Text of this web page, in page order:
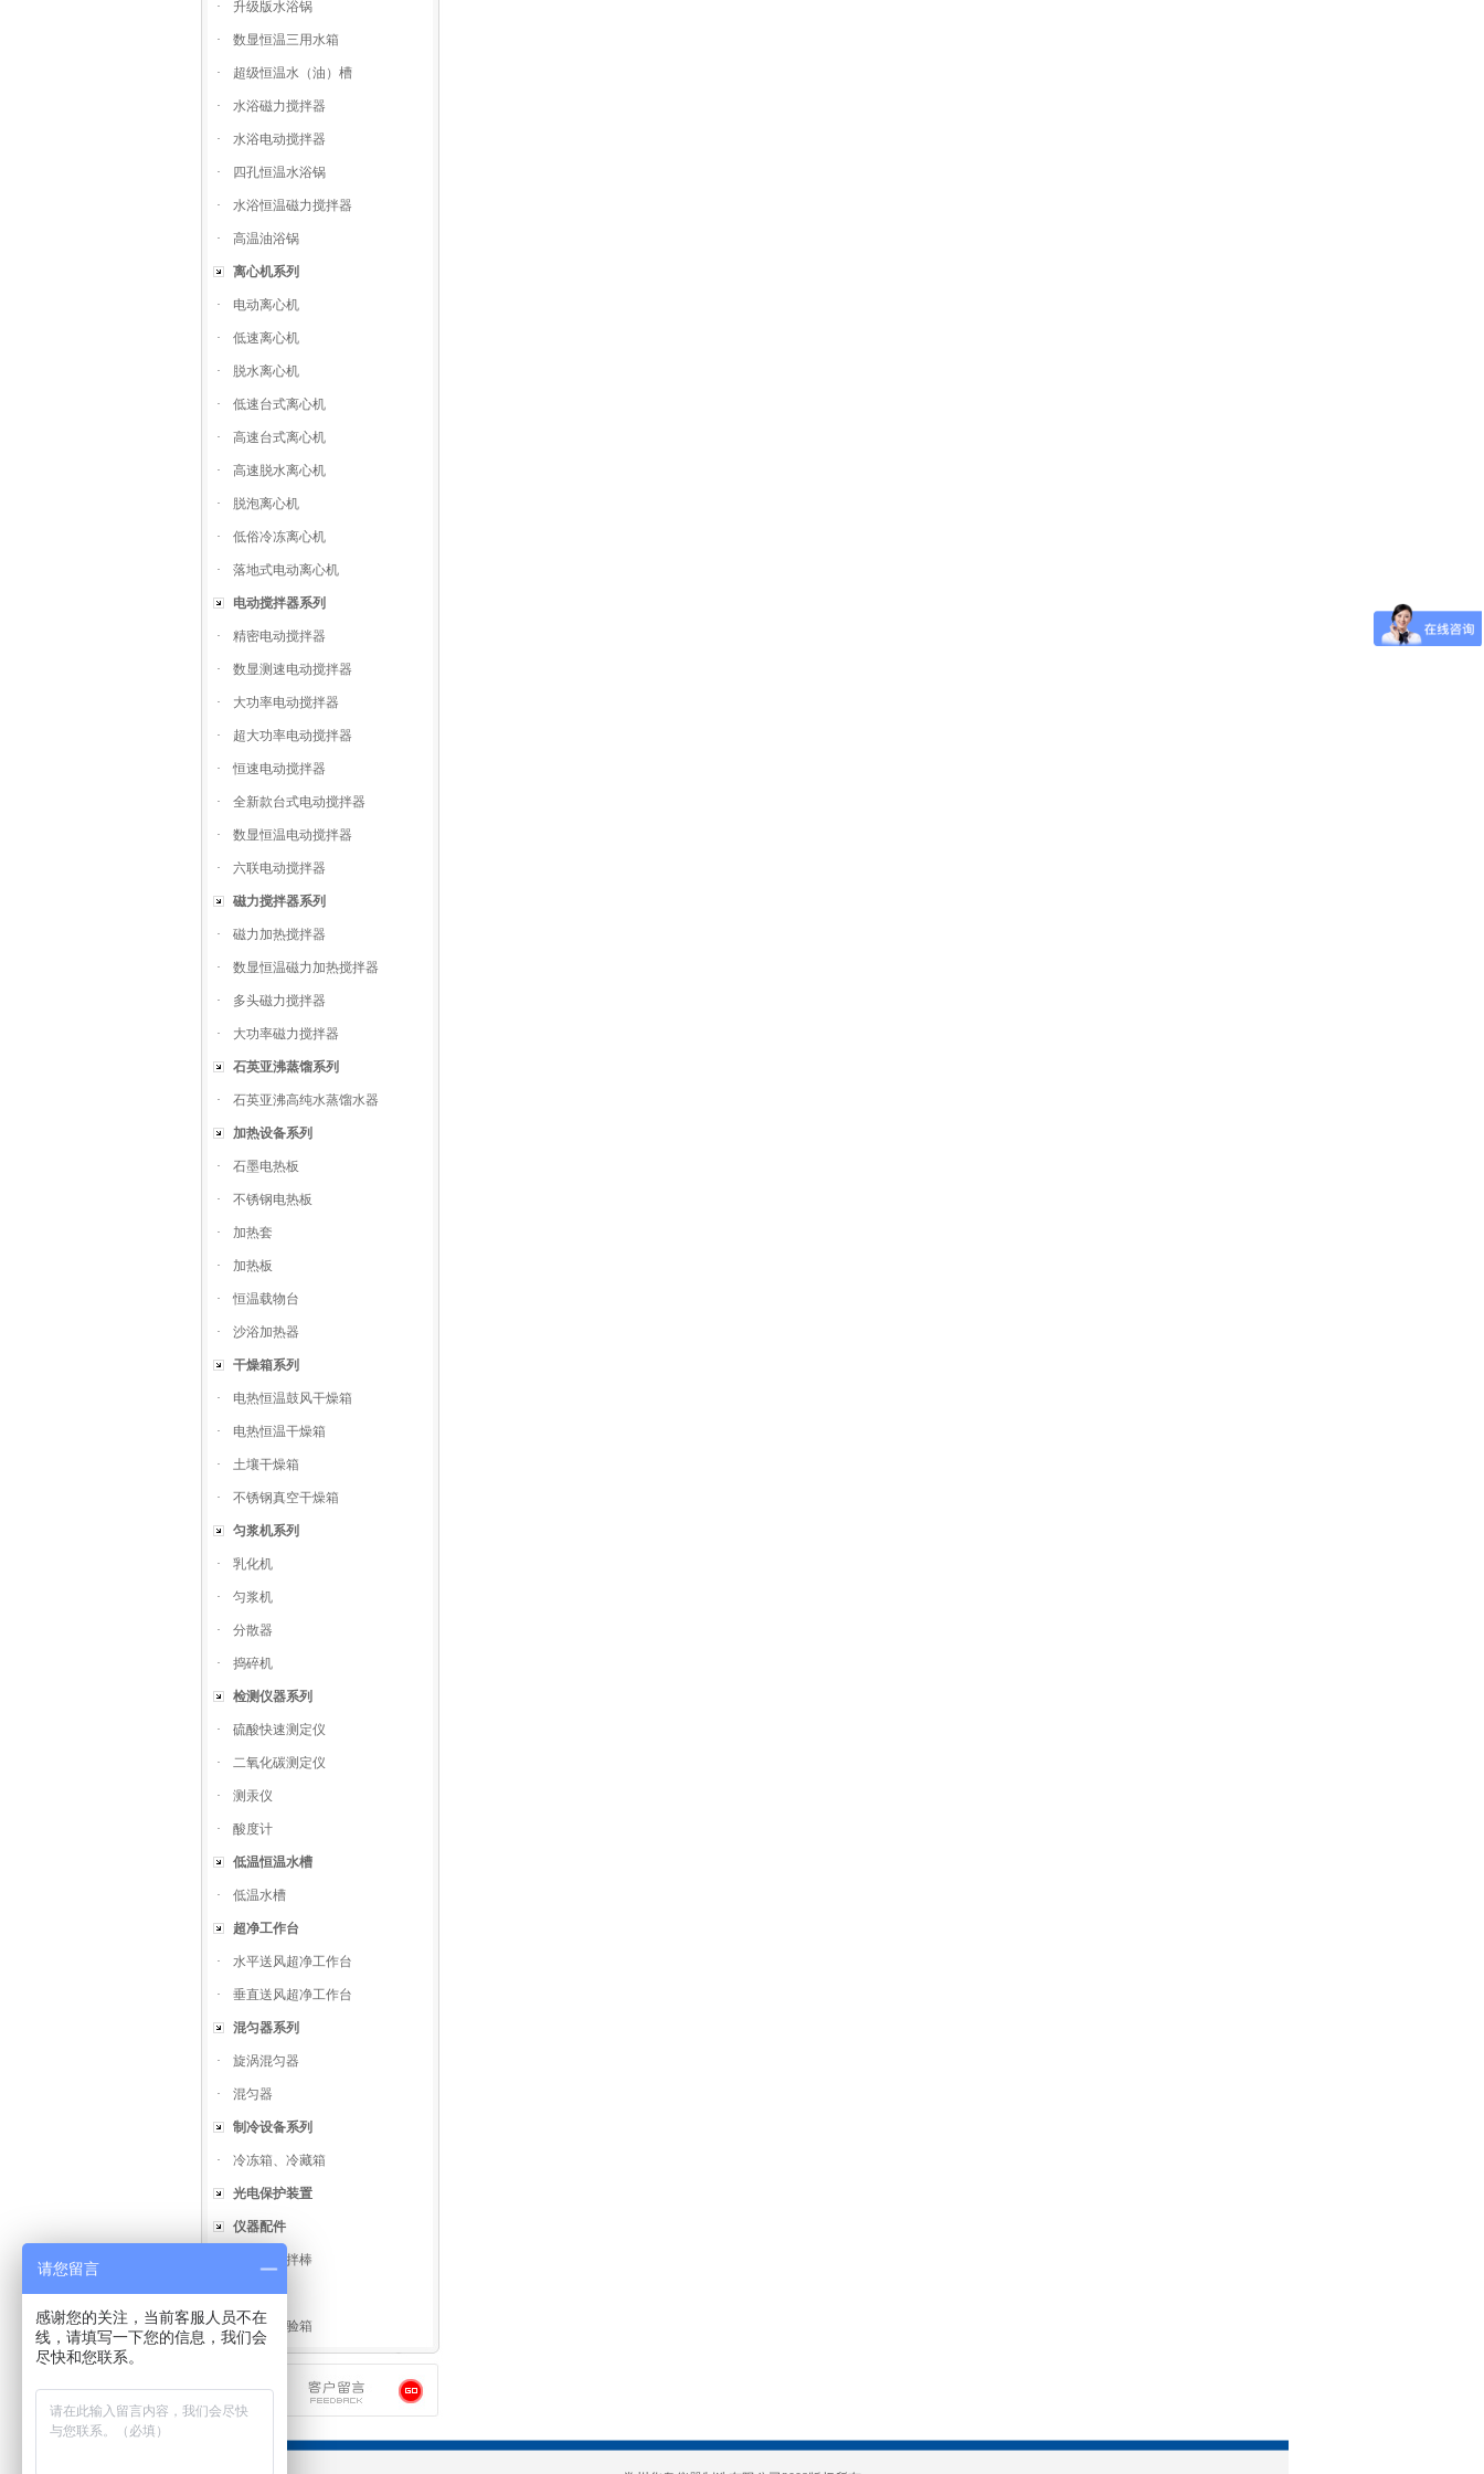
· 升级版水浴锅
· 数显恒温三用水箱
· 超级恒温水（油）槽
· 水浴磁力搅拌器
· 水浴电动搅拌器
· 四孔恒温水浴锅
· 水浴恒温磁力搅拌器
· 高温油浴锅
离心机系列
· 电动离心机
· 低速离心机
· 脱水离心机
· 低速台式离心机
· 高速台式离心机
· 高速脱水离心机
· 脱泡离心机
· 低俗冷冻离心机
· 落地式电动离心机
电动搅拌器系列
· 精密电动搅拌器
· 数显测速电动搅拌器
· 大功率电动搅拌器
· 超大功率电动搅拌器
· 恒速电动搅拌器
· 全新款台式电动搅拌器
· 数显恒温电动搅拌器
· 六联电动搅拌器
磁力搅拌器系列
· 磁力加热搅拌器
· 数显恒温磁力加热搅拌器
· 多头磁力搅拌器
· 大功率磁力搅拌器
石英亚沸蒸馏系列
· 石英亚沸高纯水蒸馏水器
加热设备系列
· 石墨电热板
· 不锈钢电热板
· 加热套
· 加热板
· 恒温载物台
· 沙浴加热器
干燥箱系列
· 电热恒温鼓风干燥箱
· 电热恒温干燥箱
· 土壤干燥箱
· 不锈钢真空干燥箱
匀浆机系列
· 乳化机
· 匀浆机
· 分散器
· 捣碎机
检测仪器系列
· 硫酸快速测定仪
· 二氧化碳测定仪
· 测汞仪
· 酸度计
低温恒温水槽
· 低温水槽
超净工作台
· 水平送风超净工作台
· 垂直送风超净工作台
混匀器系列
· 旋涡混匀器
· 混匀器
制冷设备系列
· 冷冻箱、冷藏箱
光电保护装置
仪器配件
螺旋式搅拌棒
试验箱类
· 高低温试验箱
请您留言
感谢您的关注，当前客服人员不在
线，请填写一下您的信息，我们会
尽快和您联系。